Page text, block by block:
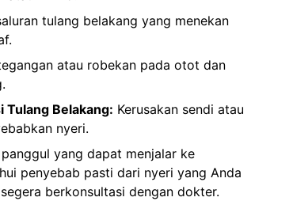
tulang belakang yang menekan
atau robekan pada otot dan
Belakang: Kerusakan sendi atau
nyeri.
yang dapat menjalar ke
penyebab pasti dari nyeri yang Anda
berkonsultasi dengan dokter.